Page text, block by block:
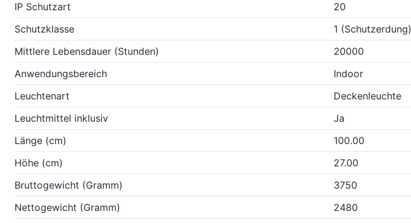
IP Schutzart
20
Schutzklasse
1 (Schutzerdung)
Mittlere Lebensdauer (Stunden)
20000
Anwendungsbereich
Indoor
Leuchtenart
Deckenleuchte
Leuchtmittel inklusiv
Ja
Länge (cm)
100.00
Höhe (cm)
27.00
Bruttogewicht (Gramm)
3750
Nettogewicht (Gramm)
2480